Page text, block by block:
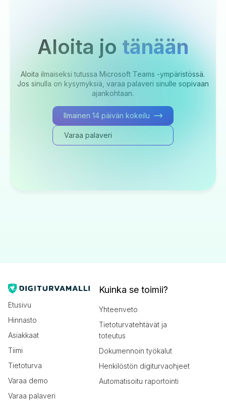
Aloita jo tänään
Aloita ilmaiseksi tutussa Microsoft Teams -ympäristössä.
Jos sinulla on kysymyksiä, varaa palaveri sinulle sopivaan
ajankohtaan.
Ilmainen 14 päivän kokeilu
Varaa palaveri
Etusivu
Hinnasto
Asiakkaat
Tiimi
Tietoturva
Varaa demo
Varaa palaveri
Kuinka se toimii?
Yhteenveto
Tietoturvatehtävät ja
toteutus
Dokumennoin työkalut
Henkilöstön digiturvaohjeet
Automatisoitu raportointi